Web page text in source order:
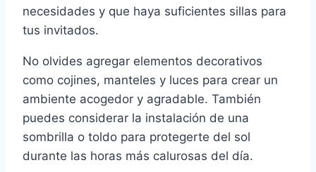
necesidades y que haya suficientes sillas para
tus invitados.
No olvides agregar elementos decorativos
como cojines, manteles y luces para crear un
ambiente acogedor y agradable. También
puedes considerar la instalación de una
sombrilla o toldo para protegerte del sol
durante las horas más calurosas del día.